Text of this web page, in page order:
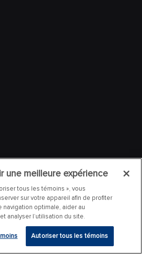
une meilleure expérience
tous les témoins », vous
sur votre appareil afin de profiter
navigation optimale, aider au
analyser l’utilisation du site.
Autoriser tous les témoins